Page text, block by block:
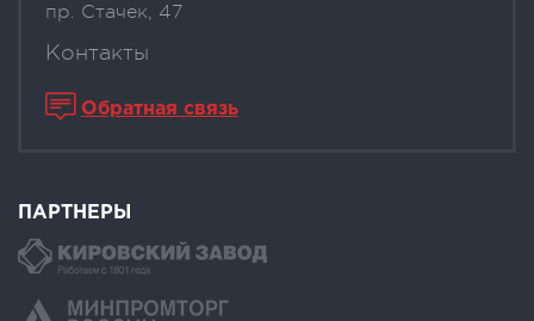
пр. Стачек, 47
Контакты
Обратная связь
ПАРТНЕРЫ